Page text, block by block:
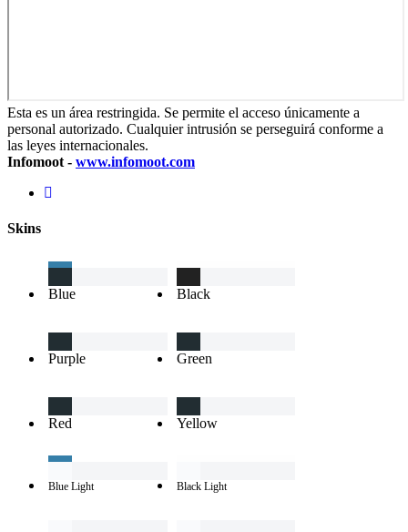
Esta es un área restringida. Se permite el acceso únicamente a
personal autorizado. Cualquier intrusión se perseguirá conforme a
las leyes internacionales.
Infomoot - www.infomoot.com
Skins
Blue Black
Purple Green
Red Yellow
Blue Light Black Light